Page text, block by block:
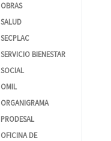
OBRAS
SALUD
SECPLAC
SERVICIO BIENESTAR
SOCIAL
OMIL
ORGANIGRAMA
PRODESAL
OFICINA DE